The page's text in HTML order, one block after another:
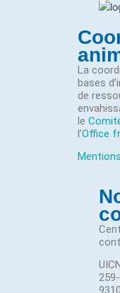
La
bases
de
le
l’Office